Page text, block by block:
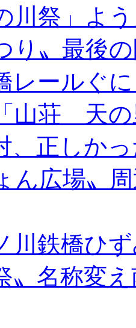
川祭」よ
り〟最後
レールぐ
山荘 天の
、正しか
ん広場〟
川鉄橋ひ
〟名称変